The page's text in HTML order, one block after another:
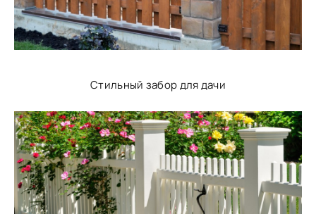
Стильный забор для дачи